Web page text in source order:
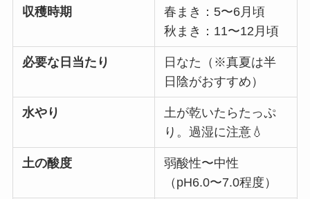
収穫時期
春まき：5〜6月頃
秋まき：11〜12月頃
必要な日当たり
日なた（※真夏は半
日陰がおすすめ）
水やり
土が乾いたらたっぷ
り。過湿に注意💧
土の酸度
弱酸性〜中性
（pH6.0〜7.0程度）